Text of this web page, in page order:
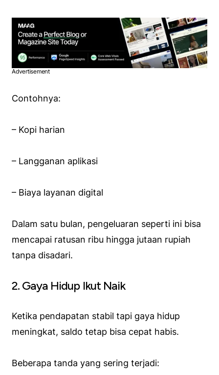
Advertisement
Contohnya:
– Kopi harian
– Langganan aplikasi
– Biaya layanan digital
Dalam satu bulan, pengeluaran seperti ini bisa
mencapai ratusan ribu hingga jutaan rupiah
tanpa disadari.
2. Gaya Hidup Ikut Naik
Ketika pendapatan stabil tapi gaya hidup
meningkat, saldo tetap bisa cepat habis.
Beberapa tanda yang sering terjadi: